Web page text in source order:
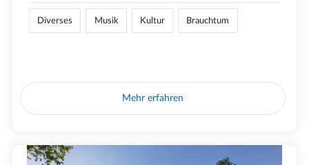
Diverses Musik Kultur Brauchtum
Mehr erfahren